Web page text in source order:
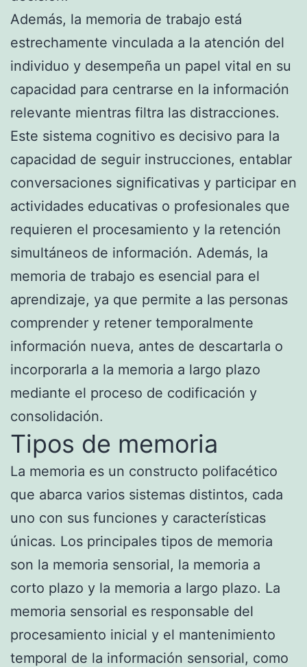
Además, la memoria de trabajo está
estrechamente vinculada a la atención del
individuo y desempeña un papel vital en su
capacidad para centrarse en la información
relevante mientras filtra las distracciones.
Este sistema cognitivo es decisivo para la
capacidad de seguir instrucciones, entablar
conversaciones significativas y participar en
actividades educativas o profesionales que
requieren el procesamiento y la retención
simultáneos de información. Además, la
memoria de trabajo es esencial para el
aprendizaje, ya que permite a las personas
comprender y retener temporalmente
información nueva, antes de descartarla o
incorporarla a la memoria a largo plazo
mediante el proceso de codificación y
consolidación.
Tipos de memoria
La memoria es un constructo polifacético
que abarca varios sistemas distintos, cada
uno con sus funciones y características
únicas. Los principales tipos de memoria
son la memoria sensorial, la memoria a
corto plazo y la memoria a largo plazo. La
memoria sensorial es responsable del
procesamiento inicial y el mantenimiento
temporal de la información sensorial, como